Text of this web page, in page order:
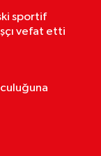
sportif
vefat etti